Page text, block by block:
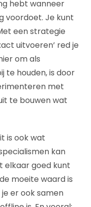
hebt wanneer
voordoet. Je kunt
een strategie
uitvoeren’ red je
om als
te houden, is door
met
te bouwen wat
is ook wat
kan
elkaar goed kunt
moeite waard is
er ook samen